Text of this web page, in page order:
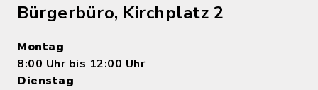
Bürgerbüro, Kirchplatz 2
Montag
8:00 Uhr bis 12:00 Uhr
Dienstag